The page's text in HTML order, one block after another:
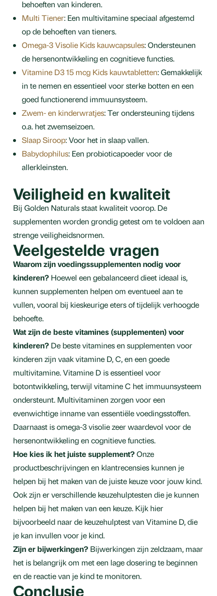
behoeften van kinderen.
Multi Tiener: Een multivitamine speciaal afgestemd
op de behoeften van tieners.
Omega-3 Visolie Kids kauwcapsules: Ondersteunen
de hersenontwikkeling en cognitieve functies.
Vitamine D3 15 mcg Kids kauwtabletten: Gemakkelijk
in te nemen en essentieel voor sterke botten en een
goed functionerend immuunsysteem.
Zwem- en kinderwratjes: Ter ondersteuning tijdens
o.a. het zwemseizoen.
Slaap Siroop: Voor het in slaap vallen.
Babydophilus: Een probioticapoeder voor de
allerkleinsten.
Veiligheid en kwaliteit
Bij Golden Naturals staat kwaliteit voorop. De
supplementen worden grondig getest om te voldoen aan
strenge veiligheidsnormen.
Veelgestelde vragen
Waarom zijn voedingssupplementen nodig voor
kinderen?Hoewel een gebalanceerd dieet ideaal is,
kunnen supplementen helpen om eventueel aan te
vullen, vooral bij kieskeurige eters of tijdelijk verhoogde
behoefte.
Wat zijn de beste vitamines (supplementen) voor
kinderen?De beste vitamines en supplementen voor
kinderen zijn vaak vitamine D, C, en een goede
multivitamine. Vitamine D is essentieel voor
botontwikkeling, terwijl vitamine C het immuunsysteem
ondersteunt. Multivitaminen zorgen voor een
evenwichtige inname van essentiële voedingsstoffen.
Daarnaast is omega-3 visolie zeer waardevol voor de
hersenontwikkeling en cognitieve functies.
Hoe kies ik het juiste supplement?Onze
productbeschrijvingen en klantrecensies kunnen je
helpen bij het maken van de juiste keuze voor jouw kind.
Ook zijn er verschillende keuzehulptesten die je kunnen
helpen bij het maken van een keuze. Kijk hier
bijvoorbeeld naar de keuzehulptest van Vitamine D, die
je kan invullen voor je kind.
Zijn er bijwerkingen?Bijwerkingen zijn zeldzaam, maar
het is belangrijk om met een lage dosering te beginnen
en de reactie van je kind te monitoren.
Conclusie